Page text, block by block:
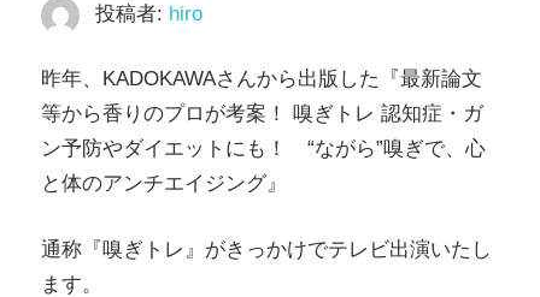
投稿者: hiro
昨年、KADOKAWAさんから出版した『最新論文
等から香りのプロが考案！ 嗅ぎトレ 認知症・ガ
ン予防やダイエットにも！ “ながら”嗅ぎで、心
と体のアンチエイジング』
通称『嗅ぎトレ』がきっかけでテレビ出演いたし
ます。